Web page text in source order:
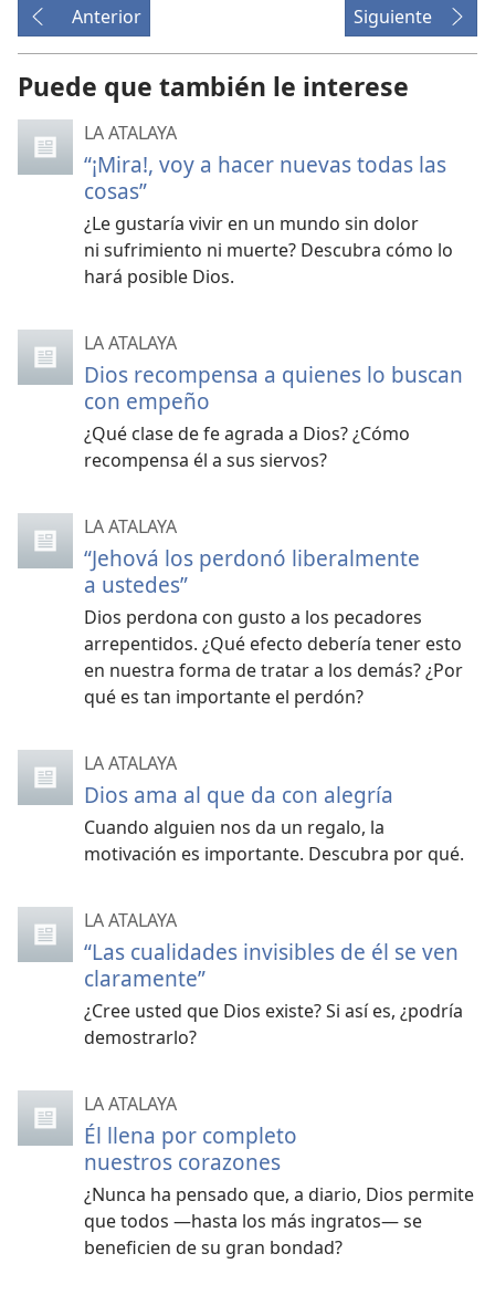
Anterior Siguiente
Puede que también le interese
LA ATALAYA
“¡Mira!, voy a hacer nuevas todas las
cosas”
¿Le gustaría vivir en un mundo sin dolor
ni sufrimiento ni muerte? Descubra cómo lo
hará posible Dios.
LA ATALAYA
Dios recompensa a quienes lo buscan
con empeño
¿Qué clase de fe agrada a Dios? ¿Cómo
recompensa él a sus siervos?
LA ATALAYA
“Jehová los perdonó liberalmente
a ustedes”
Dios perdona con gusto a los pecadores
arrepentidos. ¿Qué efecto debería tener esto
en nuestra forma de tratar a los demás? ¿Por
qué es tan importante el perdón?
LA ATALAYA
Dios ama al que da con alegría
Cuando alguien nos da un regalo, la
motivación es importante. Descubra por qué.
LA ATALAYA
“Las cualidades invisibles de él se ven
claramente”
¿Cree usted que Dios existe? Si así es, ¿podría
demostrarlo?
LA ATALAYA
Él llena por completo
nuestros corazones
¿Nunca ha pensado que, a diario, Dios permite
que todos —hasta los más ingratos— se
beneficien de su gran bondad?